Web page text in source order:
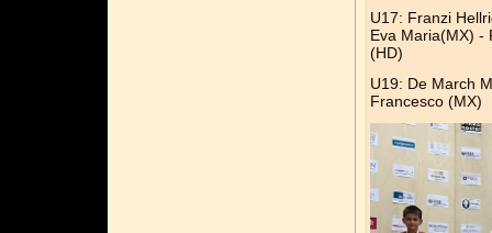
U17: Franzi
Eva Maria(MX) -
(HD)
U19: De March
Francesco (MX)